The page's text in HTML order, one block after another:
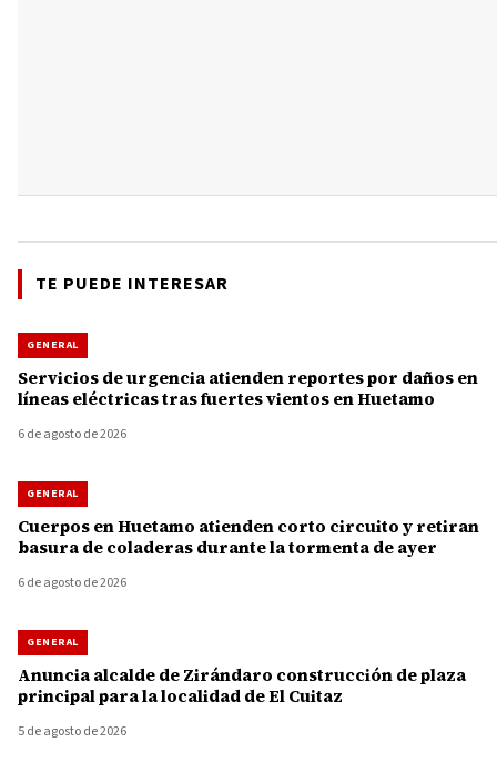
TE PUEDE INTERESAR
GENERAL
Servicios de urgencia atienden reportes por daños en
líneas eléctricas tras fuertes vientos en Huetamo
6 de agosto de 2026
GENERAL
Cuerpos en Huetamo atienden corto circuito y retiran
basura de coladeras durante la tormenta de ayer
6 de agosto de 2026
GENERAL
Anuncia alcalde de Zirándaro construcción de plaza
principal para la localidad de El Cuitaz
5 de agosto de 2026